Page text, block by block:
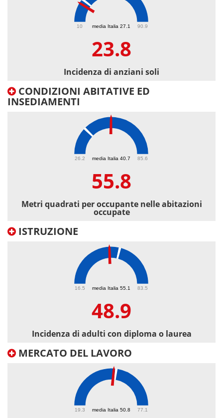
media Italia 27.1
10 90.9
23.8
Incidenza di anziani soli
CONDIZIONI ABITATIVE ED
INSEDIAMENTI
media Italia 40.7
26.2 85.6
55.8
Metri quadrati per occupante nelle abitazioni
occupate
ISTRUZIONE
media Italia 55.1
16.5 83.5
48.9
Incidenza di adulti con diploma o laurea
MERCATO DEL LAVORO
media Italia 50.8
19.3 77.1